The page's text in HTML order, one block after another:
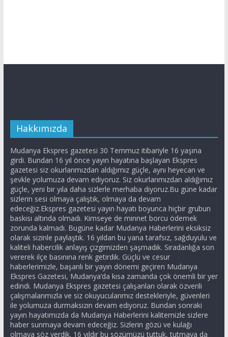
Hakkımızda
Mudanya Ekspres gazetesi 30 Temmuz itibariyle 16 yaşına
girdi. Bundan 16 yıl önce yayın hayatına başlayan Ekspres
gazetesi siz okurlarımızdan aldığımız güçle, aynı heyecan ve
şevkle yolumuza devam ediyoruz. Siz okurlarımızdan aldığımız
güçle, yeni bir yıla daha sizlerle merhaba diyoruz.Bu güne kadar
sizlerin sesi olmaya çalıştık, olmaya da devam
edeceğiz.Ekspres gazetesi yayın hayatı boyunca hiçbir grubun
baskısı altında olmadı. Kimseye de minnet borcu ödemek
zorunda kalmadı. Bugüne kadar Mudanya Haberlerini eksiksiz
olarak sizinle paylaştık. 16 yıldan bu yana tarafsız, sağduyulu ve
kaliteli habercilik anlayış çizgimizden şaşmadık. Sıradanlığa son
vererek ilçe basınına renk getirdik. Güçlü ve cesur
haberlerimizle, başarılı bir yayın dönemi geçiren Mudanya
Ekspres Gazetesi, Mudanya’da kısa zamanda çok önemli bir yer
edindi. Mudanya Ekspres gazetesi çalışanları olarak özverili
çalışmalarımızla ve siz okuyucularımız destekleriyle, güvenleri
ile yolumuza durmaksızın devam ediyoruz. Bundan sonraki
yayın hayatımızda da Mudanya Haberlerini kalitemizle sizlere
haber sunmaya devam edeceğiz. Sizlerin gözü ve kulağı
olmaya söz verdik. 16 yıldır bu sözümüzü tuttuk, tutmaya da